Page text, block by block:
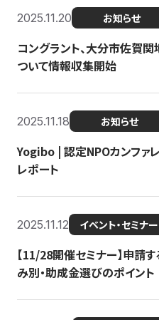
2025.11.20 お知らせ
コングラント、大分市佐賀
ついて情報収集開始
2025.11.18 お知らせ
Yogibo | 認定NPOカンファ
レポート
2025.11.12 イベント・セミナー
【11/28開催セミナー】申請
み別・助成金選びのポイント